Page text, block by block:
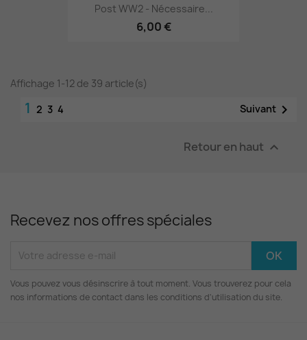
Post WW2 - Nécessaire...
6,00 €
Affichage 1-12 de 39 article(s)
1 2 3 4 Suivant 
Retour en haut 
Recevez nos offres spéciales
Vous pouvez vous désinscrire à tout moment. Vous trouverez pour cela
nos informations de contact dans les conditions d'utilisation du site.